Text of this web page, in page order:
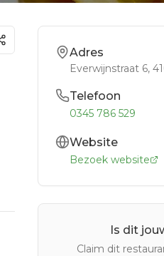
Adres
Everwijnstraat 6,
Telefoon
0345 786 529
Website
Bezoek website
Is dit
Claim dit